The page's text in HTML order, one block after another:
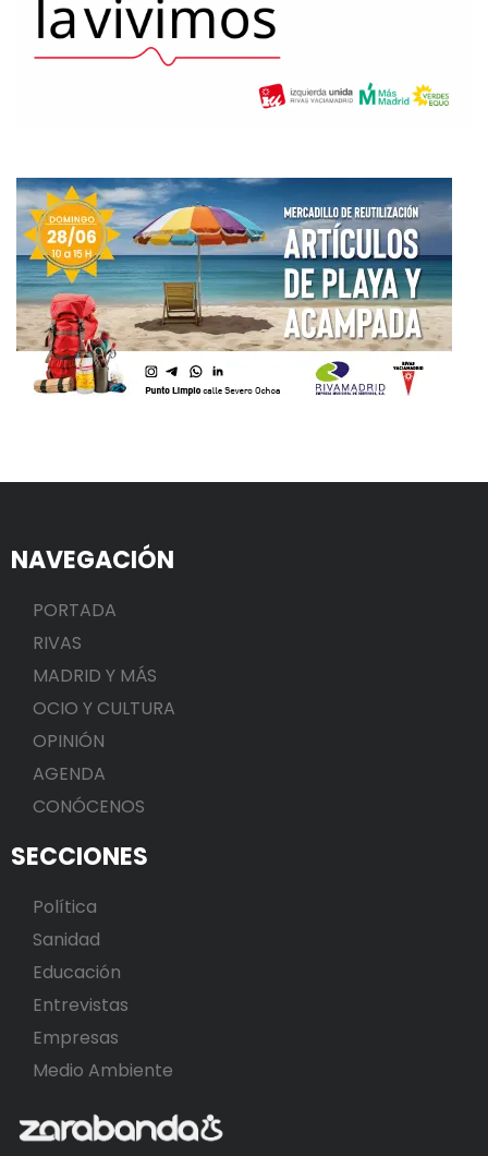
NAVEGACIÓN
PORTADA
RIVAS
MADRID Y MÁS
OCIO Y CULTURA
OPINIÓN
AGENDA
CONÓCENOS
SECCIONES
Política
Sanidad
Educación
Entrevistas
Empresas
Medio Ambiente